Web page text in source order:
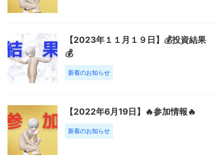
【2023年１１月１９日】💰投資結果
💰
新着のお知らせ
【2022年6月19日】🔥参加情報🔥
新着のお知らせ